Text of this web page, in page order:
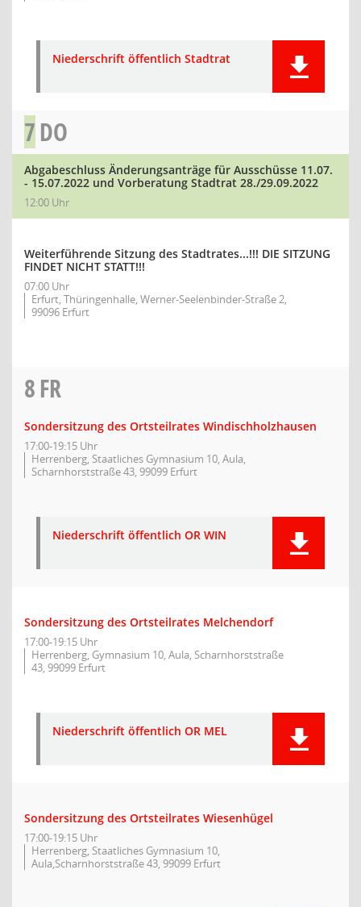
Niederschrift öffentlich Stadtrat
7DO
Abgabeschluss Änderungsanträge für Ausschüsse 11.07.
- 15.07.2022 und Vorberatung Stadtrat 28./29.09.2022
12:00 Uhr
Weiterführende Sitzung des Stadtrates...!!! DIE SITZUNG
FINDET NICHT STATT!!!
07:00 Uhr
Erfurt, Thüringenhalle, Werner-Seelenbinder-Straße 2,
99096 Erfurt
8FR
Sondersitzung des Ortsteilrates Windischholzhausen
17:00-19:15 Uhr
Herrenberg, Staatliches Gymnasium 10, Aula,
Scharnhorststraße 43, 99099 Erfurt
Niederschrift öffentlich OR WIN
Sondersitzung des Ortsteilrates Melchendorf
17:00-19:15 Uhr
Herrenberg, Gymnasium 10, Aula, Scharnhorststraße
43, 99099 Erfurt
Niederschrift öffentlich OR MEL
Sondersitzung des Ortsteilrates Wiesenhügel
17:00-19:15 Uhr
Herrenberg, Staatliches Gymnasium 10,
Aula,Scharnhorststraße 43, 99099 Erfurt